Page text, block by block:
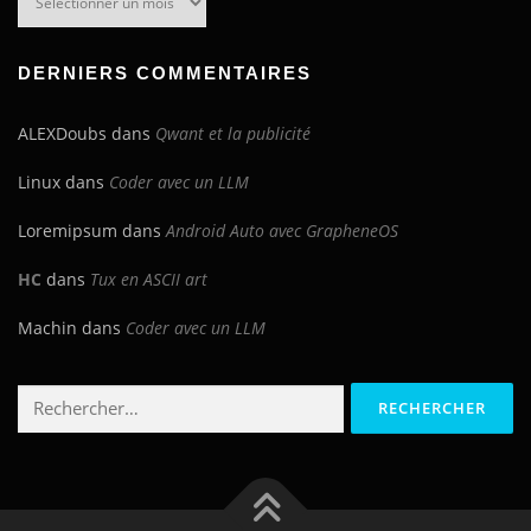
DERNIERS COMMENTAIRES
ALEXDoubs dans Qwant et la publicité
Linux dans Coder avec un LLM
Loremipsum dansAndroid Auto avec GrapheneOS
HC dans Tux en ASCII art
Machin dans Coder avec un LLM
Rechercher :